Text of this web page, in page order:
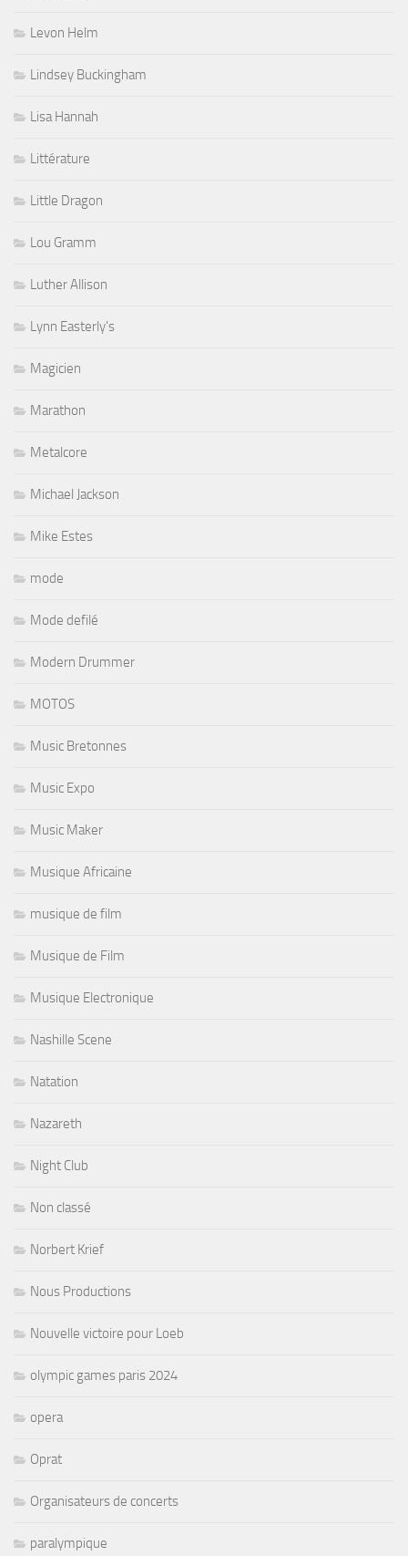
Levon Helm
Lindsey Buckingham
Lisa Hannah
Littérature
Little Dragon
Lou Gramm
Luther Allison
Lynn Easterly's
Magicien
Marathon
Metalcore
Michael Jackson
Mike Estes
mode
Mode defilé
Modern Drummer
MOTOS
Music Bretonnes
Music Expo
Music Maker
Musique Africaine
musique de film
Musique de Film
Musique Electronique
Nashille Scene
Natation
Nazareth
Night Club
Non classé
Norbert Krief
Nous Productions
Nouvelle victoire pour Loeb
olympic games paris 2024
opera
Oprat
Organisateurs de concerts
paralympique